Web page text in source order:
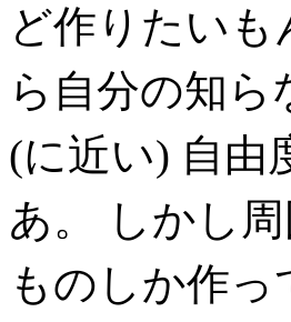
ど作りたい
ら自分の知
(に近い) 自由
あ。 しかし
ものしか作